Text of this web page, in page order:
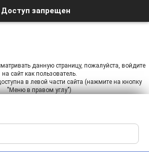
Доступ запрещен
данную страницу, пожалуйста, войдите
на сайт как пользователь.
в левой части сайта (нажмите на кнопку
"Меню в правом углу")